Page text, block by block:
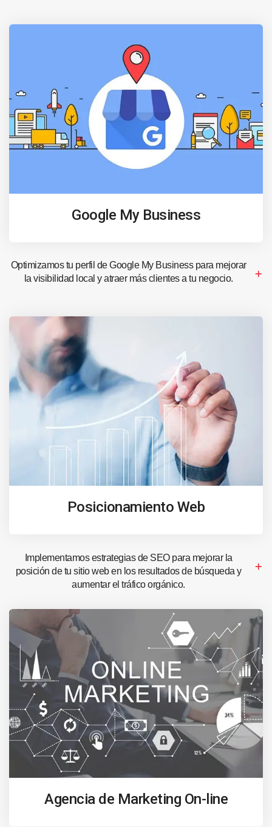
Google My Business
Optimizamos tu perfil de Google My Business para mejorar
la visibilidad local y atraer más clientes a tu negocio.
Posicionamiento Web
Implementamos estrategias de SEO para mejorar la
posición de tu sitio web en los resultados de búsqueda y
aumentar el tráfico orgánico.
Agencia de Marketing On-line